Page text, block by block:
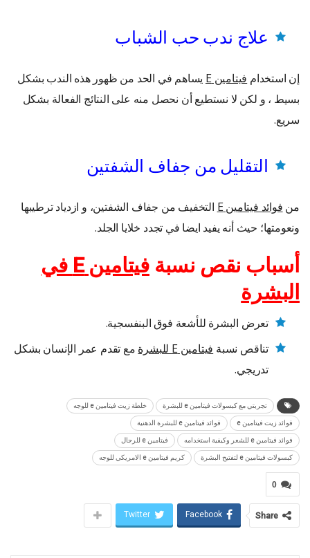
علاج ندب حب الشباب
إن استخدام فيتامينE يساهم في الحد من ظهور هذه الندب بشكل
بسيط ، و لكن لا نستطيع أن نحصل منه على النتائج الفعالة بشكل
سريع.
التقليل من جفاف الشفتين
من فوائد فيتامينE التخفيف من جفاف الشفتين، و ازدياد ترطيبها
ونعومتها؛ حيث أنه يفيد ايضا في تجدد خلايا الجلد.
أسباب نقص نسبة فيتامينE في
البشرة
تعرض البشرة للأشعة فوق البنفسجية.
تناقص نسبة فيتامينE للبشرة مع تقدم عمر الإنسان بشكل
تدريجي.
تجربتي مع كبسولات فيتامين e للبشرة خلطة زيت فيتامين e للوجه
فوائد زيت فيتامين e فوائد فيتامين e للبشرة الدهنية
فوائد فيتامين e للشعر وكيفية استخدامه فيتامين e للرجال
كبسولات فيتامين e لتفتيح البشرة كريم فيتامين e الامريكي للوجه
0
Share
Facebook
Twitter